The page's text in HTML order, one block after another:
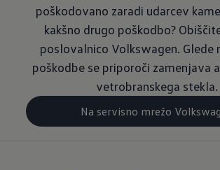
poškodovano zaradi udarcev
kakšno drugo poškodbo?
poslovalnico Volkswagen. Glede
poškodbe se priporoči zamenjava
vetrobranskega stekla.
Na servisno mrežo